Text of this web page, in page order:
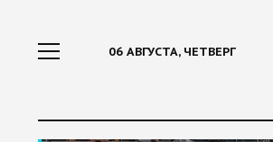
06 АВГУСТА, ЧЕТВЕРГ